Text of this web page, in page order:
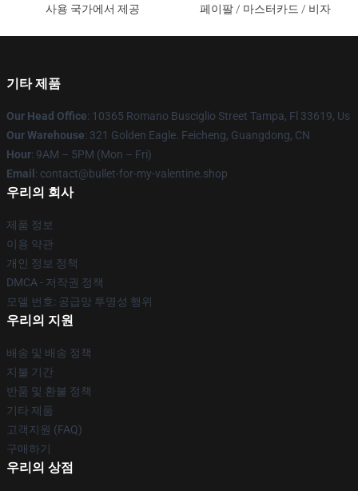
사용 국가에서 제공
페이팔 / 마스터카드 / 비자
기타 제품
Our Head Office: 10365 Romano Busciglio Street Tampa, Fl 33619, Us
Our Warehouse: 321 Golden Eagle. Feicheng, Guangdong, CN
Hour: 9AM – 5PM (Mon – Fri)
Email : contact@bullet-for-my-valentine.shop
우리의 회사
제품 정보
이용 약관
개인 정보 정책
DMCA - 저작권 정책
모델 번호: 공급망 투명성 행위
우리의 지원
배송 및 배송 정책
지불 기간
반품 및 환불 정책
기타 제품
고객지원 (FAQ)
구매하기
우리의 상점